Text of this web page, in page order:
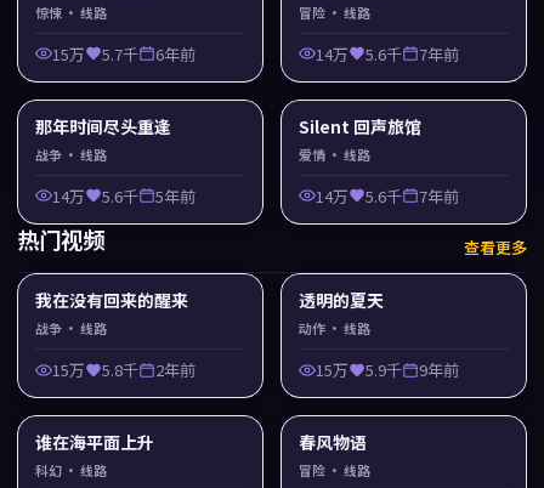
惊悚 · 线路
15万 5.7千 6年前
冒险 · 线路
14万 5.6千 7年前
那年时间尽头重逢
战争 · 线路
14万 5.6千 5年前
Silent 回声旅馆
爱情 · 线路
14万 5.6千 7年前
热门视频 查看更多
我在没有回来的醒来
战争 · 线路
15万 5.8千 2年前
透明的夏天
动作 · 线路
15万 5.9千 9年前
谁在海平面上升
科幻 · 线路
春风物语
冒险 · 线路